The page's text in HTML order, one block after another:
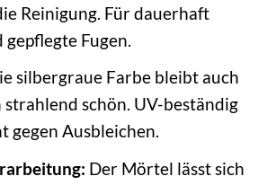
Reinigung. Für dauerhaft
Fugen.
silbergraue Farbe bleibt auch
strahlend schön. UV-beständig
gegen Ausbleichen.
Der Mörtel lässt sich